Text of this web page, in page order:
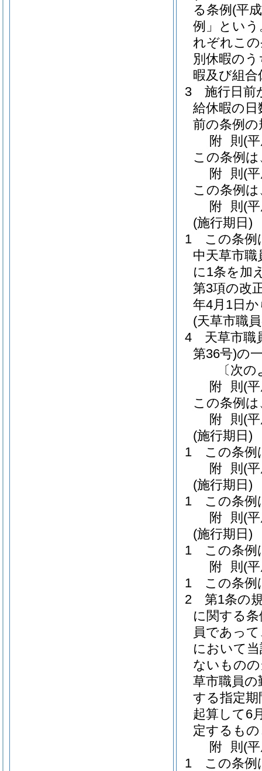
る条例 (平
例」という
れぞれこ
別休暇の
暇及び組
3
施行日前
給休暇の
前の条例
附 則 (
この条例
附 則 (
この条例
附 則 (
(施行期日)
1
この条例
中天草市
に1条を加
第3項の改
年4月1日
(天草市職
4
天草市職
第36号)の
〔次
附 則 (
この条例
附 則 (
(施行期日)
1
この条例
附 則 (
(施行期日)
1
この条例
附 則 (
(施行期日)
1
この条例
附 則 (
1
この条例
2
第1条の
に関する
員であっ
において
ないもの
草市職員の
する指定
起算して6
定するも
附 則 (
1
この条例